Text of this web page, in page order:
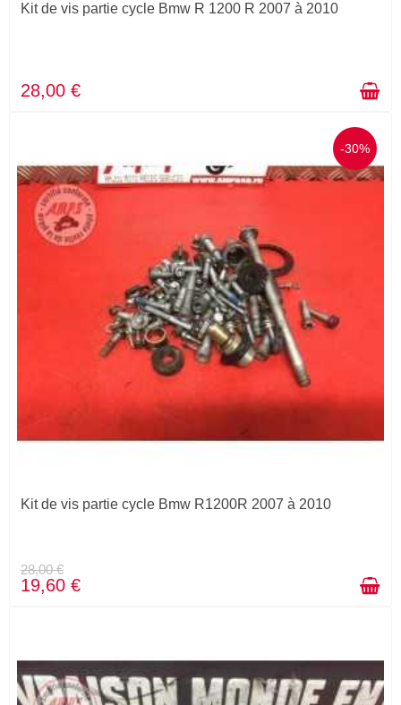
Kit de vis partie cycle Bmw R 1200 R 2007 à 2010
28,00 €
-30%
Kit de vis partie cycle Bmw R1200R 2007 à 2010
28,00 €
19,60 €